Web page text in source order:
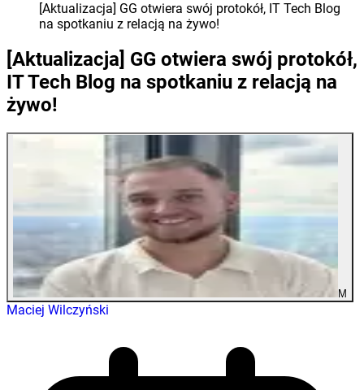
[Aktualizacja] GG otwiera swój protokół, IT Tech Blog
na spotkaniu z relacją na żywo!
[Aktualizacja] GG otwiera swój protokół,
IT Tech Blog na spotkaniu z relacją na
żywo!
M
Maciej Wilczyński